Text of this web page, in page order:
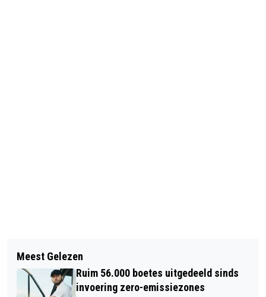
IK WEET WAT UITSLUITING MET EEN
KIND KAN DOEN
STUDEREN OP Z'N ZWEEDS: BEPAAL
ZELF JE TEMPO
Meest Gelezen
Ruim 56.000 boetes uitgedeeld sinds
invoering zero-emissiezones